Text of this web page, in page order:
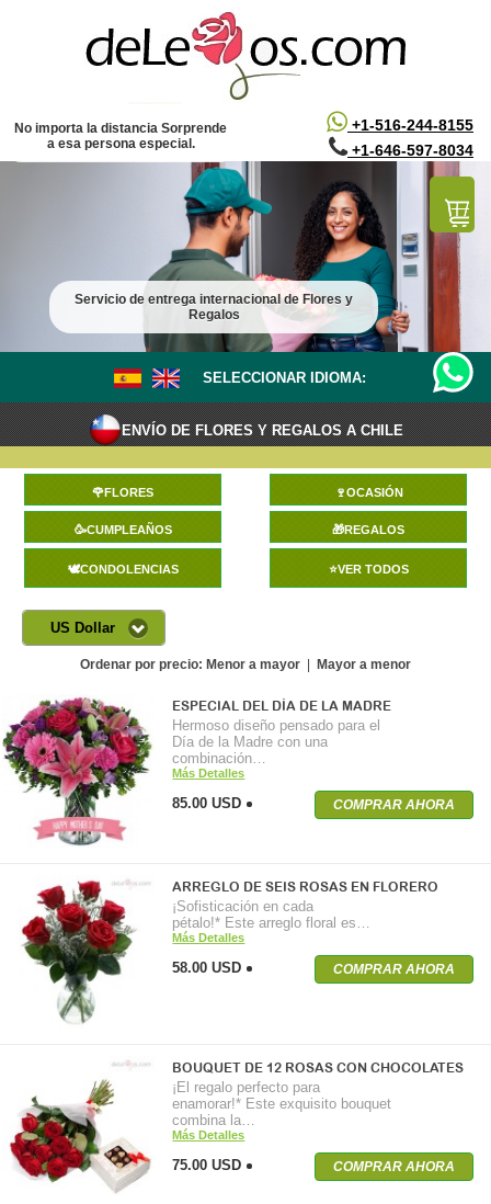
+1-516-244-8155
+1-646-597-8034
No importa la distancia Sorprende
a esa persona especial.
Servicio de entrega internacional de Flores y
Regalos
SELECCIONAR IDIOMA:
ENVÍO DE FLORES Y REGALOS A CHILE
🌹FLORES 🍷OCASIÓN
🥳CUMPLEAÑOS 🎁REGALOS
🕊️CONDOLENCIAS ⭐VER TODOS
US Dollar
Ordenar por precio: Menor a mayor Mayor a menor
ESPECIAL DEL DÍA DE LA MADRE
Hermoso diseño pensado para el
Día de la Madre con una
combinación…
Más Detalles
85.00 USD COMPRAR AHORA
ARREGLO DE SEIS ROSAS EN FLORERO
¡Sofisticación en cada
pétalo!* Este arreglo floral es…
Más Detalles
58.00 USD COMPRAR AHORA
BOUQUET DE 12 ROSAS CON CHOCOLATES
¡El regalo perfecto para
enamorar!* Este exquisito bouquet
combina la…
Más Detalles
75.00 USD COMPRAR AHORA